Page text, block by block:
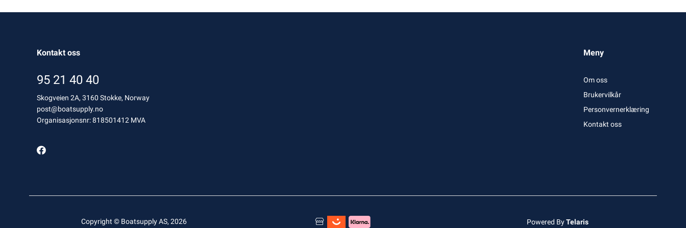
Kontakt oss
95 21 40 40
Skogveien 2A, 3160 Stokke, Norway
post@boatsupply.no
Organisasjonsnr: 818501412 MVA
Meny
Om oss
Brukervilkår
Personvernerklæring
Kontakt oss
Copyright © Boatsupply AS, 2026 Powered ByTelaris